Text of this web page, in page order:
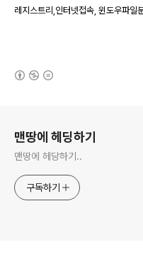
레지스트리 ,인터넷접속, 윈도우파
맨땅에 헤딩하기
맨땅에 헤당하기..
구독하기